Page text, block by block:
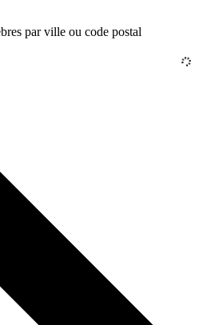
par ville ou code postal